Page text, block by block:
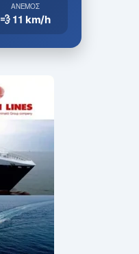
ΆΝΕΜΟΣ
💨 11km/h